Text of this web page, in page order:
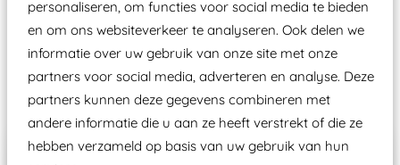
personaliseren, om functies voor social media te bieden
en om ons websiteverkeer te analyseren. Ook delen we
informatie over uw gebruik van onze site met onze
partners voor social media, adverteren en analyse. Deze
partners kunnen deze gegevens combineren met
andere informatie die u aan ze heeft verstrekt of die ze
hebben verzameld op basis van uw gebruik van hun
Speeltoestellen vallen?
Past er goed bij